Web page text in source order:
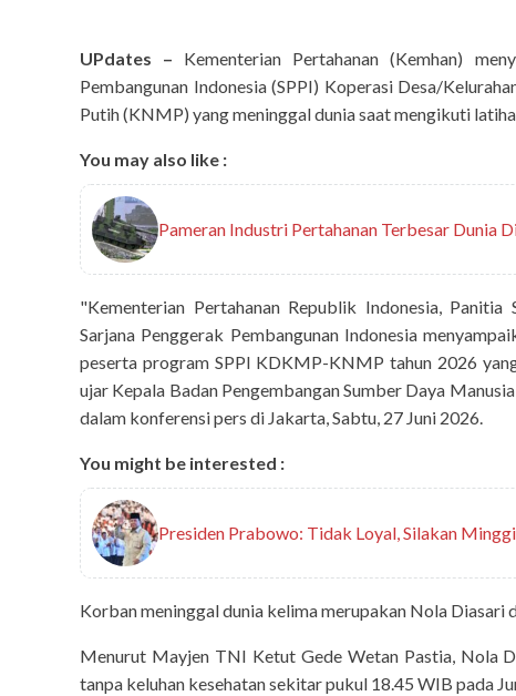
UPdates – Kementerian Pertahanan (Kemhan)
Pembangunan Indonesia (SPPI) Koperasi Desa/
Putih (KNMP) yang meninggal dunia saat mengikuti
You may also like :
Pameran Industri Pertahanan Terbesar Dunia
"Kementerian Pertahanan Republik Indonesia,
Sarjana Penggerak Pembangunan Indonesia
peserta program SPPI KDKMP-KNMP tahun 2026
ujar Kepala Badan Pengembangan Sumber Daya
dalam konferensi pers di Jakarta, Sabtu, 27 Juni 2026.
You might be interested :
Presiden Prabowo: Tidak Loyal, Silakan
Korban meninggal dunia kelima merupakan Nola Diasari
Menurut Mayjen TNI Ketut Gede Wetan Pastia, Nola
tanpa keluhan kesehatan sekitar pukul 18.45 WIB pada